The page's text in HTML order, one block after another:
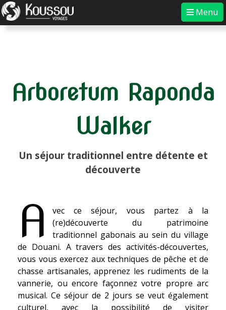
Skip
to
content
Menu
Arboretum Raponda
Walker
Un séjour traditionnel entre détente et
découverte
A
vec ce séjour, vous partez à la
(re)découverte du patrimoine
traditionnel gabonais au sein du village
de Douani. A travers des activités-découvertes,
vous vous exercez aux techniques de pêche et de
chasse artisanales, apprenez les rudiments de la
vannerie, ou encore façonnez votre propre arc
musical. Ce séjour de 2 jours se veut également
culturel, avec la possibilité de visiter